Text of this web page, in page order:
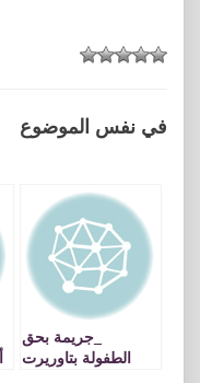
في نفس الموضوع
_جريمة بحق
الطفولة بتاوريرت